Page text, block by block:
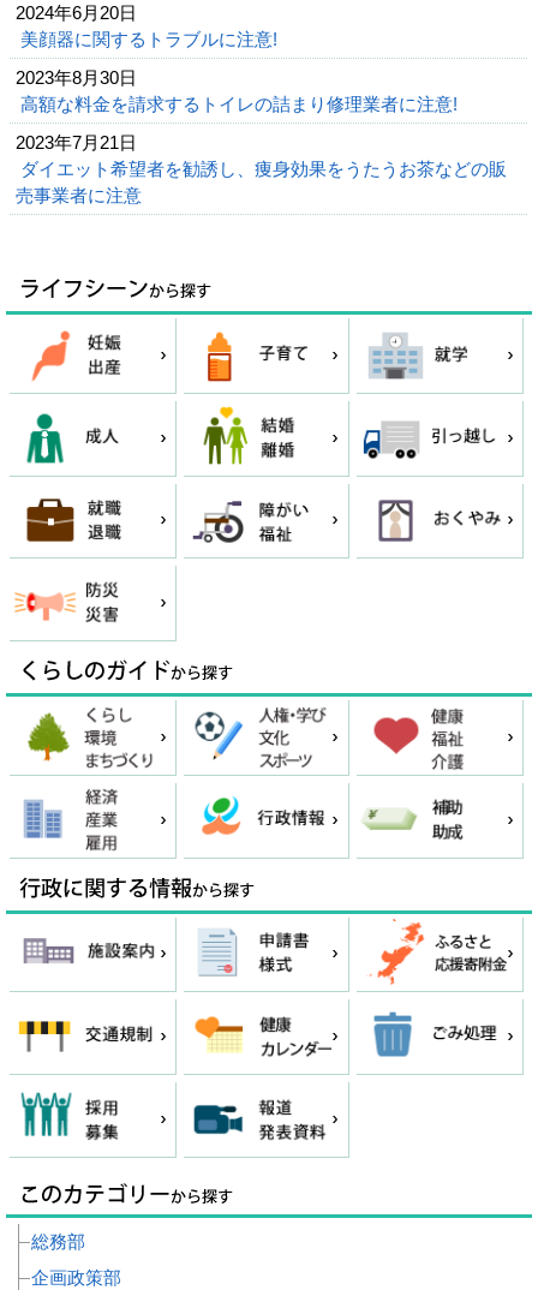
2024年6月20日
美顔器に関するトラブルに注意!
2023年8月30日
高額な料金を請求するトイレの詰まり修理業者に注意!
2023年7月21日
ダイエット希望者を勧誘し、痩身効果をうたうお茶などの販
売事業者に注意
総務部
企画政策部